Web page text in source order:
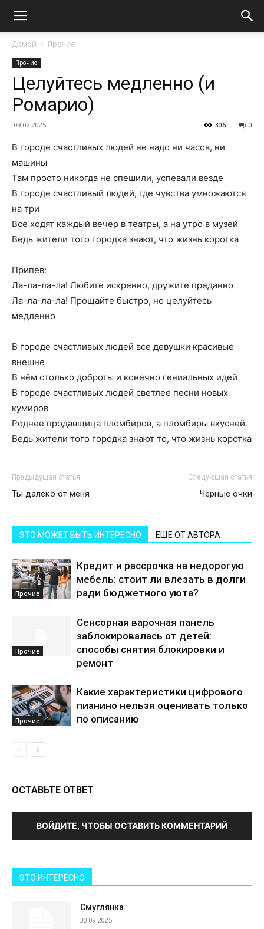
Домой Прочие
Прочие
Целуйтесь медленно (и
Ромарио)
09.02.2025 0
306
В городе счастливых людей не надо ни часов, ни
машины
Там просто никогда не спешили, успевали везде
В городе счастливый людей, где чувства умножаются
на три
Все ходят каждый вечер в театры, а на утро в музей
Ведь жители того городка знают, что жизнь коротка
Припев:
Ла-ла-ла-ла! Любите искренно, дружите преданно
Ла-ла-ла-ла! Прощайте быстро, но целуйтесь
медленно
В городе счастливых людей все девушки красивые
внешне
В нём столько доброты и конечно гениальных идей
В городе счастливых людей светлее песни новых
кумиров
Роднее продавщица пломбиров, а пломбиры вкусней
Ведь жители того городка знают то, что жизнь коротка
Предыдущая статья
Ты далеко от меня
Следующая статья
Черные очки
ЭТО МОЖЕТ БЫТЬ ИНТЕРЕСНО ЕЩЕ ОТ АВТОРА
Прочие
Кредит и рассрочка на недорогую
мебель: стоит ли влезать в долги
ради бюджетного уюта?
Прочие
Сенсорная варочная панель
заблокировалась от детей:
способы снятия блокировки и
ремонт
Прочие
Какие характеристики цифрового
пианино нельзя оценивать только
по описанию
ОСТАВЬТЕ ОТВЕТ
ВОЙДИТЕ, ЧТОБЫ ОСТАВИТЬ КОММЕНТАРИЙ
ЭТО ИНТЕРЕСНО
Смуглянка
30.09.2025